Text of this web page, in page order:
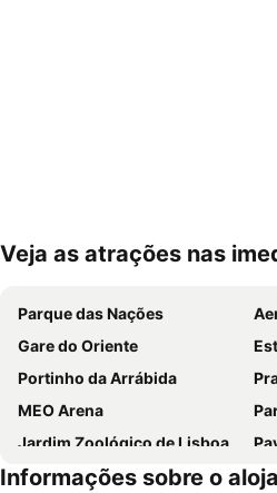
Ampliar mapa
Veja as atrações nas
Parque das Nações
Gare do Oriente
Portinho da Arrábida
MEO Arena
Jardim Zoológico de Lisboa
Passeio Marítimo de Algés
Informações sobre o